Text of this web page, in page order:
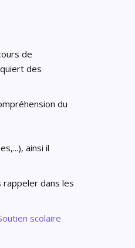
de
des
du
ainsi il
rappeler dans les
scolaire